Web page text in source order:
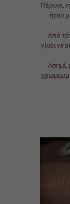
Πέρυσι,
ήταν
Από
γίνει
Ασημί,